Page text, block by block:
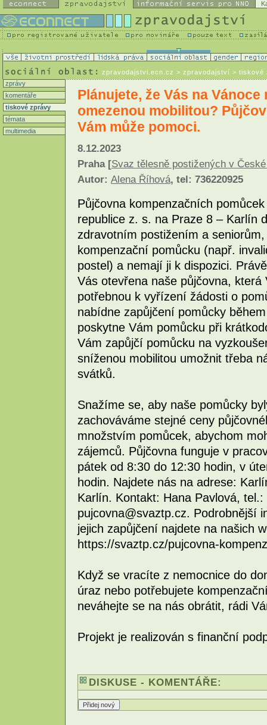
zpravodajstvi.ecn.cz > zpravodajství > tiskové
zprávy
komentáře
tiskové zprávy
témata
multimedia
Plánujete, že Vás na
omezenou mobilitou?
Vám může pomoci.
8.12.2023
Praha [Svaz tělesně postižených v
Autor: Alena Říhová, tel: 736220925
Půjčovna kompenzačních
republice z. s. na Praze 8 – Karlín
zdravotním postižením a
kompenzační pomůcku (např.
postel) a nemají ji k dispozici.
Vás otevřena naše půjčovna,
potřebnou k vyřízení žádosti o
nabídne zapůjčení pomůcky
poskytne Vám pomůcku při
Vám zapůjčí pomůcku na
sníženou mobilitou umožnit třeba
svátků.
Snažíme se, aby naše pomůcky
zachováváme stejné ceny
množstvím pomůcek, abychom
zájemců. Půjčovna funguje v
pátek od 8:30 do 12:30 hodin, v
hodin. Najdete nás na adrese:
Karlín. Kontakt: Hana Pavlová,
pujcovna@svaztp.cz. Podrobnější
jejich zapůjčení najdete na našich
https://svaztp.cz/pujcovna-
Když se vracíte z nemocnice do
úraz nebo potřebujete
neváhejte se na nás obrátit, rádi
Projekt je realizován s finanční
DISKUSE - KOMENTÁŘE: